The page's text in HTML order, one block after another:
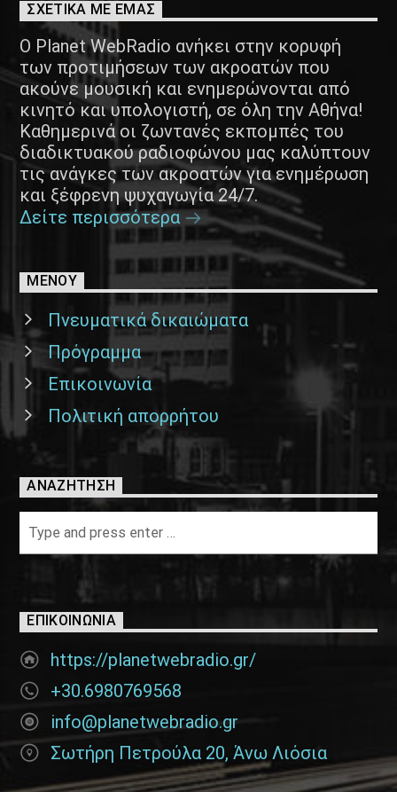
ΣΧΕΤΙΚΑ ΜΕ ΕΜΑΣ
Ο Planet WebRadio ανήκει στην κορυφή
των προτιμήσεων των ακροατών που
ακούνε μουσική και ενημερώνονται από
κινητό και υπολογιστή, σε όλη την Αθήνα!
Καθημερινά οι ζωντανές εκπομπές του
διαδικτυακού ραδιοφώνου μας καλύπτουν
τις ανάγκες των ακροατών για ενημέρωση
και ξέφρενη ψυχαγωγία 24/7.
Δείτε περισσότερα
ΜΕΝΟΥ
Πνευματικά δικαιώματα
Πρόγραμμα
Επικοινωνία
Πολιτική απορρήτου
ΑΝΑΖΉΤΗΣΗ
ΕΠΙΚΟΙΝΩΝΊΑ
https://planetwebradio.gr/
+30.6980769568
info@planetwebradio.gr
Σωτήρη Πετρούλα 20, Άνω Λιόσια